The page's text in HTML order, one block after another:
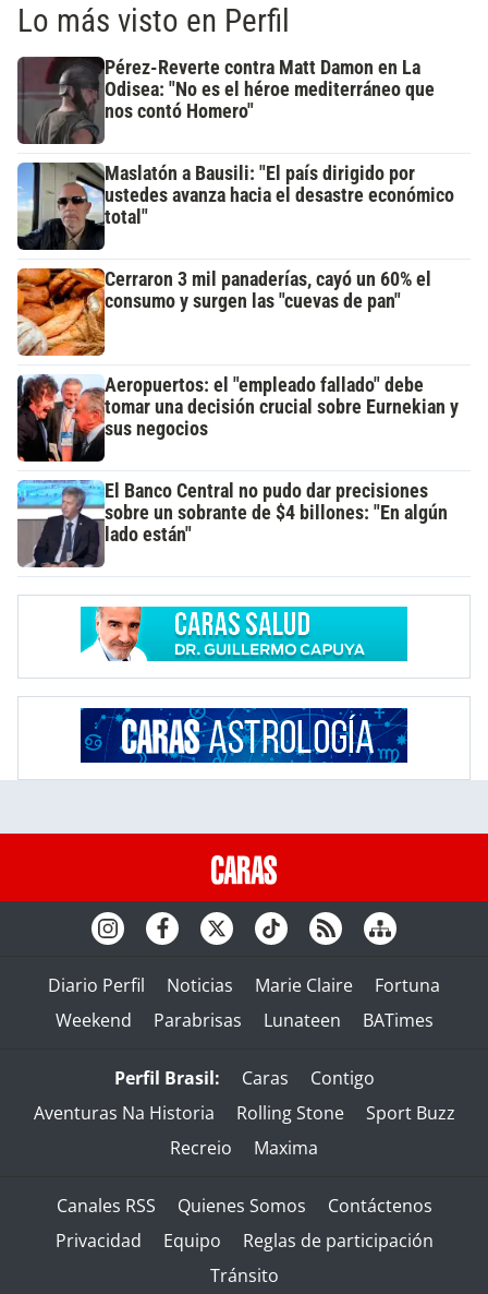
Lo más visto en Perfil
Pérez-Reverte contra Matt Damon en La
Odisea: "No es el héroe mediterráneo que
nos contó Homero"
Maslatón a Bausili: "El país dirigido por
ustedes avanza hacia el desastre económico
total"
Cerraron 3 mil panaderías, cayó un 60% el
consumo y surgen las "cuevas de pan"
Aeropuertos: el "empleado fallado" debe
tomar una decisión crucial sobre Eurnekian y
sus negocios
El Banco Central no pudo dar precisiones
sobre un sobrante de $4 billones: "En algún
lado están"
Diario Perfil Noticias Marie Claire
Fortuna
Weekend
Parabrisas Lunateen BATimes
Perfil Brasil: Caras
Contigo
Aventuras Na Historia
Rolling Stone
Sport Buzz
Recreio
Maxima
Canales RSS Quienes Somos
Contáctenos
Privacidad
Equipo
Reglas de participación
Tránsito